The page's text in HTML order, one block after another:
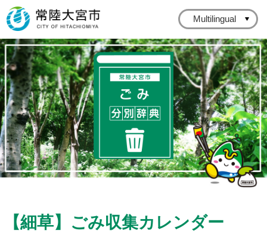
常陸大宮市ごみ分
常陸大宮市公式ホームページ
Multilingual
【細草】 ごみ収集カレンダー